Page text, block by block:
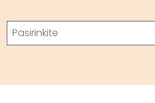
Paieška
Pasirinkite